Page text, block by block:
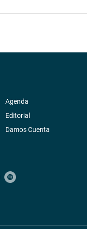
Agenda
Editorial
Damos Cuenta